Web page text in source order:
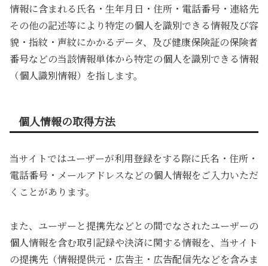
情報に含まれる氏名・生年月日・住所・電話番号・連絡先
その他の記述等により特定の個人を識別できる情報及び容
貌・指紋・声紋にかかるデータ、及び健康保険証の保険者
番号などの当該情報単体から特定の個人を識別できる情報
（個人識別情報）を指します。
個人情報の取得方法
当サイトではユーザーが利用登録をする際に氏名・住所・
電話番号・メールアドレスなどの個人情報をご入力いただ
くことがあります。
また、ユーザーと提携先などとの間でなされたユーザーの
個人情報を含む取引記録や決済に関する情報を、当サイト
の提携先（情報提供元・広告主・広告配信先などを含みま